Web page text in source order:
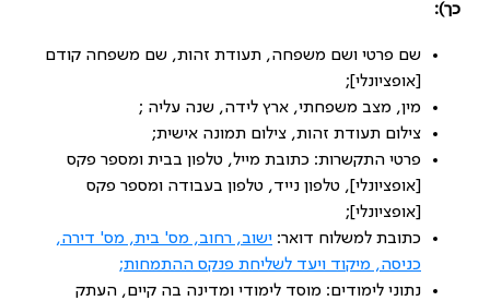
כך):
שם פרטי ושם משפחה, תעודת זהות, שם משפחה קודם
[אופציונלי];
מין, מצב משפחתי, ארץ לידה, שנה עליה ;
צילום תעודת זהות, צילום תמונה אישית;
פרטי התקשרות: כתובת מייל, טלפון בבית ומספר פקס
[אופציונלי], טלפון נייד, טלפון בעבודה ומספר פקס
[אופציונלי];
כתובת למשלוח דואר: ישוב, רחוב, מס' בית, מס' דירה,
כניסה, מיקוד ויעד לשליחת פנקס ההתמחות;
נתוני לימודים: מוסד לימודי ומדינה בה קיים, העתק